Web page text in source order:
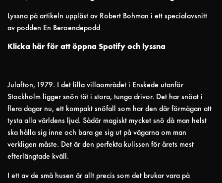
Lyssna på artikeln uppläst av Robert Bohman i ett specialavsnitt
av podden En Beroendepodd
Klicka här för att öppna Spotify och lyssna
Julafton, 1979. I det lilla villaområdet i Enskede utanför
Stockholm ligger snön tät i stora, tunga drivor. Det har snöat i
flera dagar nu, ett kompakt snöfall som har den där förmågan att
tysta alla världens ljud. Sådär magiskt mycket snö då man helst
ska hålla sig inne och bara ge sig ut på vägarna om man
verkligen måste. Det är den perfekta kulissen för årets mest
efterlängtade kväll.
I ett av de små husen är allt precis som det brukar vara på